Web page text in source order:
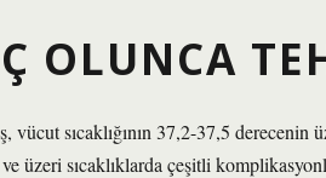
OLUNCA
vücut sıcaklığının 37,2-37,5
üzeri sıcaklıklarda çeşitli